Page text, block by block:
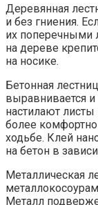
Деревянная
и без гниения.
их поперечными
на дереве
на носике.
Бетонная
выравнивается
настилают
более
ходьбе. Клей
на бетон в
Металлическая
Металл